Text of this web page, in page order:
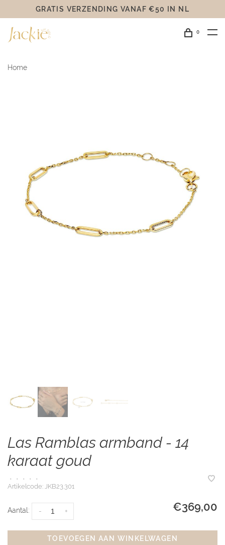
GRATIS VERZENDING VANAF €50 IN NL
0
Home
Las Ramblas armband - 14
karaat goud
• • • •
•
Artikelcode: JKB23.301
Aantal: +
- €369,00
TOEVOEGEN AAN WINKELWAGEN